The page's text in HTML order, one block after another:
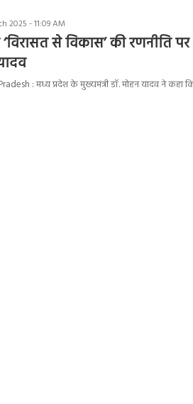
2025 - 11:09 AM
से विकास’ की रणनीति
: मध्य प्रदेश के मुख्यमंत्री डॉ. मोहन यादव ने